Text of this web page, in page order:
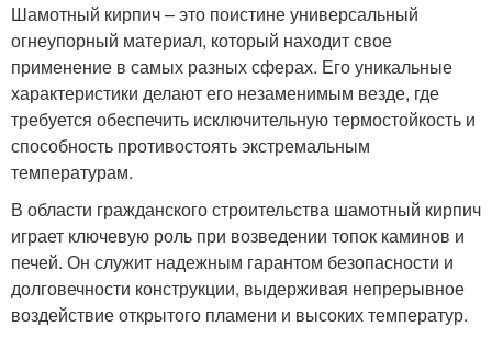
Шамотный кирпич – это поистине универсальный
огнеупорный материал, который находит свое
применение в самых разных сферах. Его уникальные
характеристики делают его незаменимым везде, где
требуется обеспечить исключительную термостойкость и
способность противостоять экстремальным
температурам.
В области гражданского строительства шамотный кирпич
играет ключевую роль при возведении топок каминов и
печей. Он служит надежным гарантом безопасности и
долговечности конструкции, выдерживая непрерывное
воздействие открытого пламени и высоких температур.